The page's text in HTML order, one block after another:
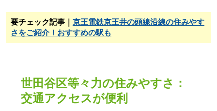
要チェック記事｜ 京王電鉄京王井の頭線沿線の住みやす
さをご紹介！おすすめの駅も
世田谷区等々力の住みやすさ：
交通アクセスが便利